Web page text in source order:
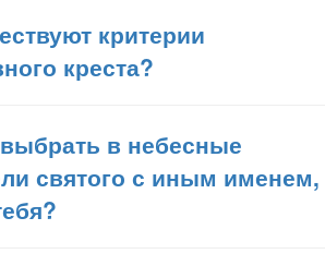
критерии
креста?
в небесные
святого с иным именем,